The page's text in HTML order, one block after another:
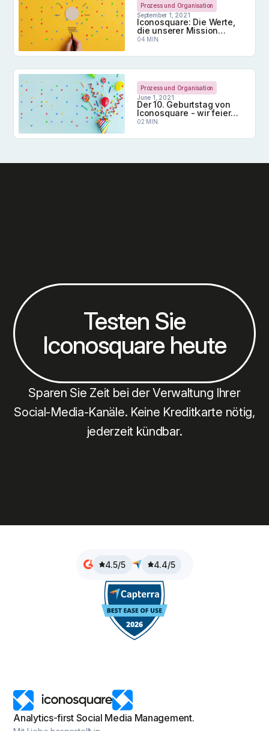
Prozess und Organisation
September 1, 2021
Iconosquare: Die Werte,
die unserer Mission
zugrunde liegen
04 MIN.
Prozess und Organisation
June 1, 2021
Der 10. Geburtstag von
Iconosquare - wir feiern
gemeinsam!
02 MIN.
Testen Sie
Iconosquare heute
Sparen Sie Zeit bei der Verwaltung Ihrer
Social-Media-Kanäle. Keine Kreditkarte nötig,
jederzeit kündbar.
4.5/5 4.4/5
Analytics-first Social Media Management.